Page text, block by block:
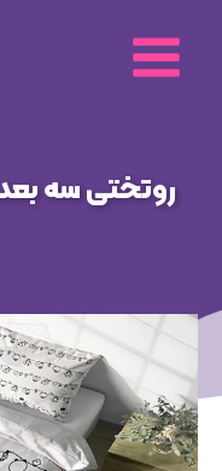
محتوا
روتختی سه